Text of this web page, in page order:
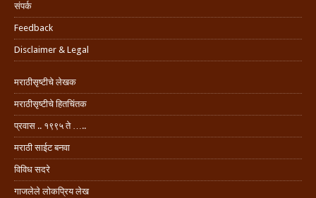
संपर्क
Feedback
Disclaimer & Legal
मराठीसृष्टीचे लेखक
मराठीसृष्टीचे हितचिंतक
प्रवास .. १९९५ ते …..
मराठी साईट बनवा
विविध सदरे
गाजलेले लोकप्रिय लेख